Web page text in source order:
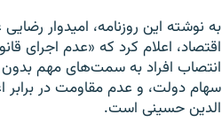
به نوشته اين روزنامه، اميدوار
اقتصاد، اعلام کرد که «عدم اجرای
انتصاب افراد به سمت‌های مهم بدون
سهام دولت، و عدم مقاومت در
الدين حسينی است.